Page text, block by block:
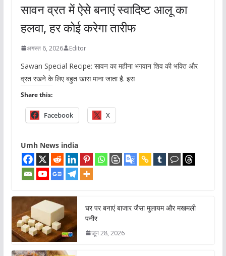
सावन व्रत में ऐसे बनाएं स्वादिष्ट आलू का
हलवा, हर कोई करेगा तारीफ
अगस्त 6, 2026 Editor
Sawan Special Recipe: सावन का महीना भगवान शिव की भक्ति और
व्रत रखने के लिए बहुत खास माना जाता है. इस
Share this:
Facebook X
Umh News india
घर पर बनाएं बाजार जैसा मुलायम और मखमली
पनीर
जून 28, 2026